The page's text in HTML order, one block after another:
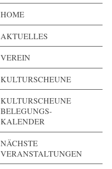
HOME
AKTUELLES
VEREIN
KULTURSCHEUNE
KULTURSCHEUNE
BELEGUNGS-
KALENDER
NÄCHSTE
VERANSTALTUNGEN